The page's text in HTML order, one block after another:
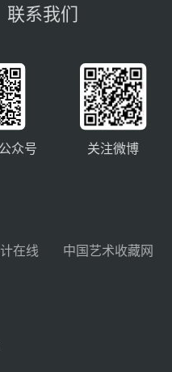
联系我们
众号 关注微博
在线 中国艺术收藏网